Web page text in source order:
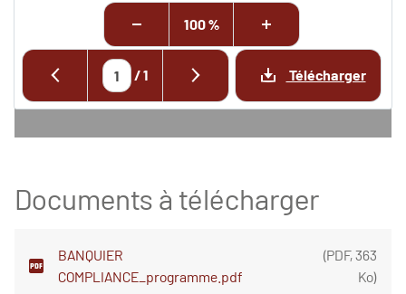
100 %
/1 Télécharger
Documents à télécharger
BANQUIER
COMPLIANCE_programme.pdf
(PDF,363
Ko)